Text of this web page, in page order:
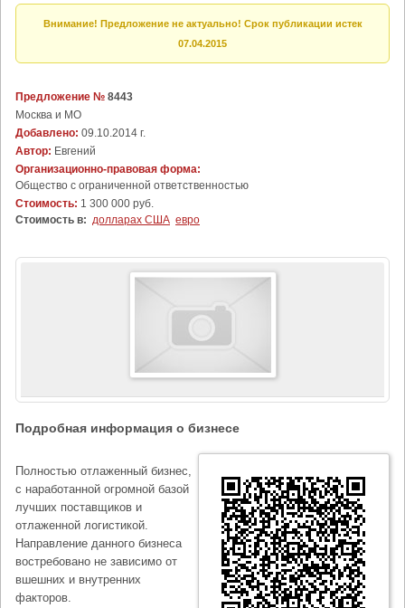
Внимание! Предложение не актуально! Срок публикации истек
07.04.2015
Предложение № 8443
Москва и МО
Добавлено: 09.10.2014 г.
Автор: Евгений
Организационно-правовая форма:
Общество с ограниченной ответственностью
Стоимость: 1 300 000 руб.
Стоимость в: долларах США евро
Подробная информация о бизнесе
Полностью отлаженный бизнес,
с наработанной огромной базой
лучших поставщиков и
отлаженной логистикой.
Направление данного бизнеса
востребовано не зависимо от
вшешних и внутренних
факторов.